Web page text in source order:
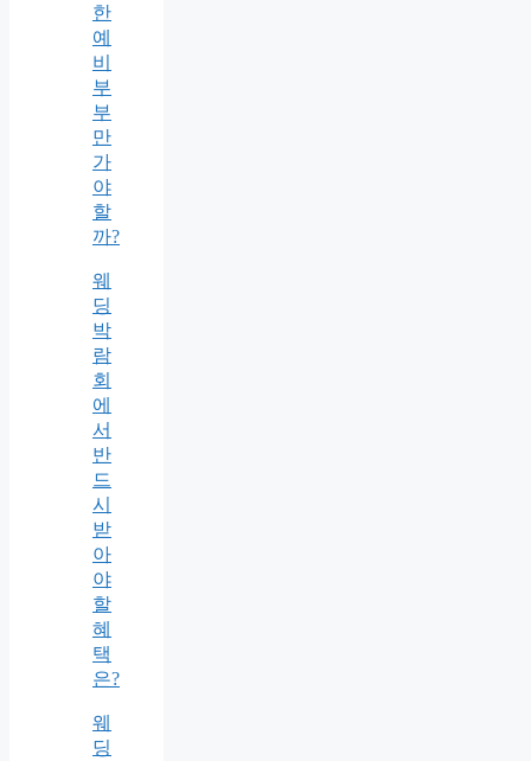
한
예
비
부
부
만
가
야
할
까?
웨
딩
박
람
회
에
서
반
드
시
받
아
야
할
혜
택
은?
웨
딩